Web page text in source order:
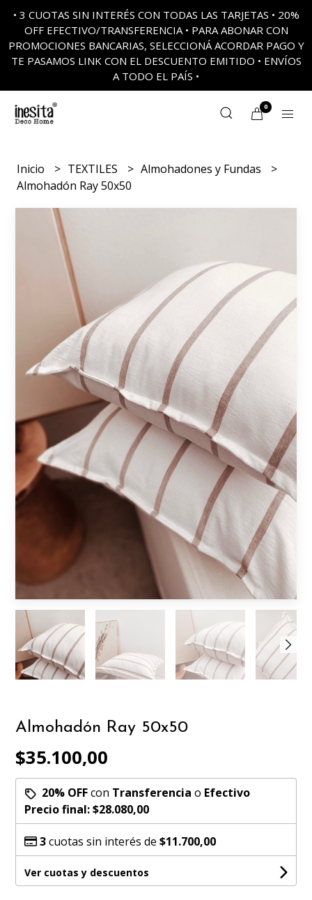
• 3 CUOTAS SIN INTERÉS CON TODAS LAS TARJETAS • 20%
OFF EFECTIVO/TRANSFERENCIA • PARA ABONAR CON
PROMOCIONES BANCARIAS, SELECCIONÁ ACORDAR PAGO Y
TE PASAMOS LINK CON EL DESCUENTO EMITIDO • ENVÍOS
A TODO EL PAÍS •
0
Inicio TEXTILES
Almohadones y Fundas
Almohadón Ray 50x50
Almohadón Ray 50x50
$35.100,00
20% OFFcon Transferencia o Efectivo
Precio final:$28.080,00
3cuotas sin interés de$11.700,00
Ver cuotas y descuentos